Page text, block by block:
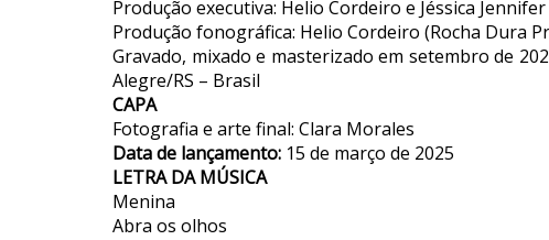
Produção executiva: Helio Cordeiro e Jéssica Jennifer
Produção fonográfica: Helio Cordeiro (Rocha Dura
Gravado, mixado e masterizado em setembro de
Alegre/RS – Brasil
CAPA
Fotografia e arte final: Clara Morales
Data de lançamento: 15 de março de 2025
LETRA DA MÚSICA
Menina
Abra os olhos